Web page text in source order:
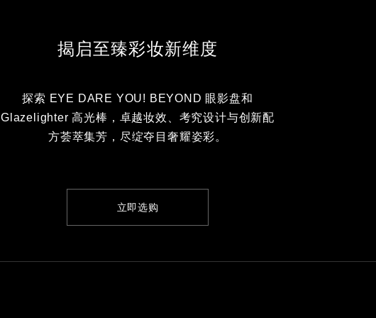
揭启至臻彩妆新维度
探索 EYE DARE YOU! BEYOND 眼影盘和
Glazelighter 高光棒，卓越妆效、考究设计与创新配
方荟萃集芳，尽绽夺目奢耀姿彩。
立即选购